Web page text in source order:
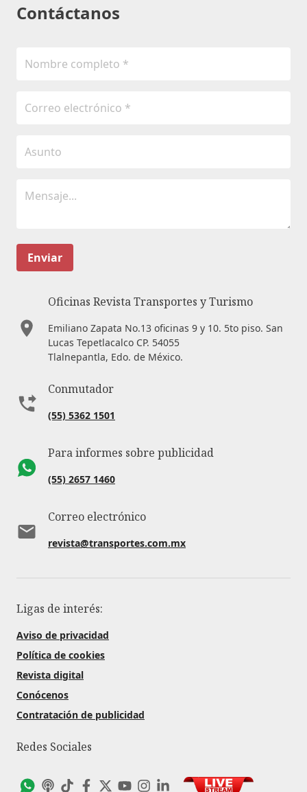
Contáctanos
Enviar
Oficinas Revista Transportes y Turismo
Emiliano Zapata No.13 oficinas 9 y 10. 5to piso. San
Lucas Tepetlacalco CP. 54055
Tlalnepantla, Edo. de México.
Conmutador
(55) 5362 1501
Para informes sobre publicidad
(55) 2657 1460
Correo electrónico
revista@transportes.com.mx
Ligas de interés:
Aviso de privacidad
Política de cookies
Revista digital
Conócenos
Contratación de publicidad
Redes Sociales